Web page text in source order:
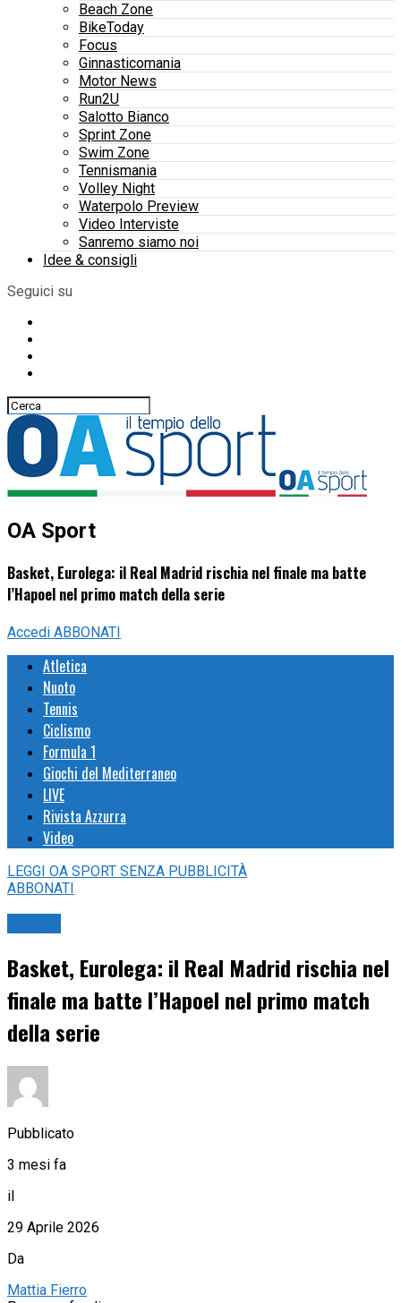
Beach Zone
BikeToday
Focus
Ginnasticomania
Motor News
Run2U
Salotto Bianco
Sprint Zone
Swim Zone
Tennismania
Volley Night
Waterpolo Preview
Video Interviste
Sanremo siamo noi
Idee & consigli
Seguici su
OA Sport
Basket, Eurolega: il Real Madrid rischia nel finale ma batte
l’Hapoel nel primo match della serie
Accedi ABBONATI
Atletica
Nuoto
Tennis
Ciclismo
Formula 1
Giochi del Mediterraneo
LIVE
Rivista Azzurra
Video
LEGGI OA SPORT SENZA PUBBLICITÀ
ABBONATI
Basket, Eurolega: il Real Madrid rischia nel
finale ma batte l’Hapoel nel primo match
della serie
Pubblicato
3 mesi fa
il
29 Aprile 2026
Da
Mattia Fierro